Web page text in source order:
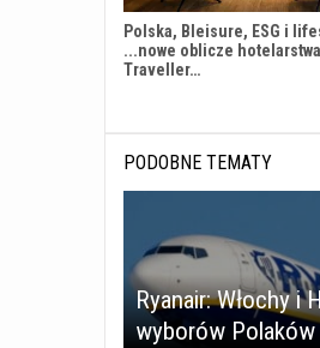
Polska, Bleisure, ESG i
...nowe oblicze
Traveller…
PODOBNE TEMATY
Ryanair: Włochy i
wyborów Polaków